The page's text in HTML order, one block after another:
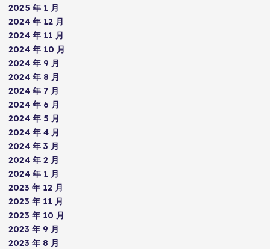
2025 年 1 月
2024 年 12 月
2024 年 11 月
2024 年 10 月
2024 年 9 月
2024 年 8 月
2024 年 7 月
2024 年 6 月
2024 年 5 月
2024 年 4 月
2024 年 3 月
2024 年 2 月
2024 年 1 月
2023 年 12 月
2023 年 11 月
2023 年 10 月
2023 年 9 月
2023 年 8 月